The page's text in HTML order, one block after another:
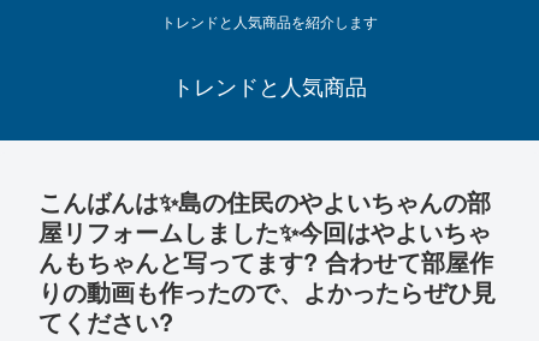
トレンドと人気商品を紹介します
トレンドと人気商品
こんばんは✨島の住民のやよいちゃんの部
屋リフォームしました✨今回はやよいちゃ
んもちゃんと写ってます? 合わせて部屋作
りの動画も作ったので、よかったらぜひ見
てください?